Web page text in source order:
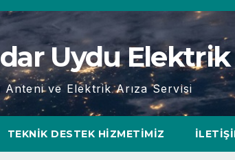
Uydu Elektrik
Anteni ve Elektrik Arıza Servisi
TEKNIK DESTEK HIZMETIMIZ